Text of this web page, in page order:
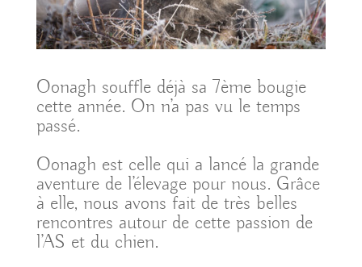
Oonagh souffle déjà sa 7ème bougie
cette année. On n’a pas vu le temps
passé.
Oonagh est celle qui a lancé la grande
aventure de l’élevage pour nous. Grâce
à elle, nous avons fait de très belles
rencontres autour de cette passion de
l’AS et du chien.